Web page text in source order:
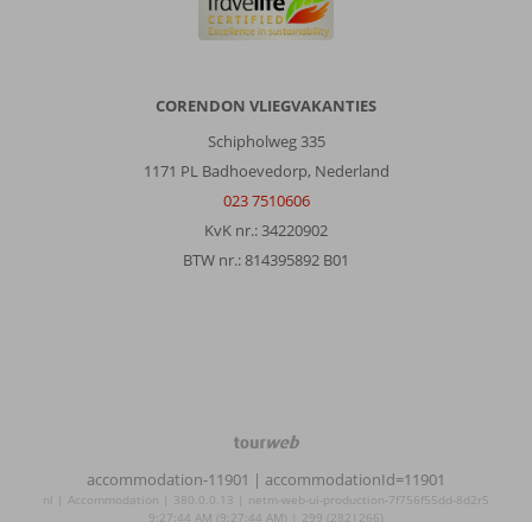
CORENDON VLIEGVAKANTIES
Schipholweg 335
1171 PL Badhoevedorp, Nederland
023 7510606
KvK nr.: 34220902
BTW nr.: 814395892 B01
TourWeb
NetMatch
accommodation-11901 | accommodationId=11901
nl | Accommodation | 380.0.0.13 | netm-web-ui-production-7f756f55dd-8d2r5
9:27:44 AM (9:27:44 AM) | 299 (282|266)